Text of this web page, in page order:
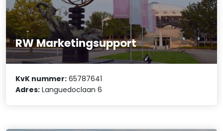
RW Marketingsupport
KvK nummer: 65787641
Adres: Languedoclaan 6